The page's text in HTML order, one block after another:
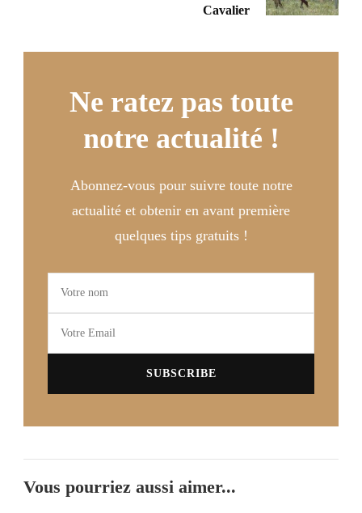
Cavalier
Ne ratez pas toute
notre actualité !
Abonnez-vous pour suivre toute notre
actualité et obtenir en avant première
quelques tips gratuits !
Vous pourriez aussi aimer...